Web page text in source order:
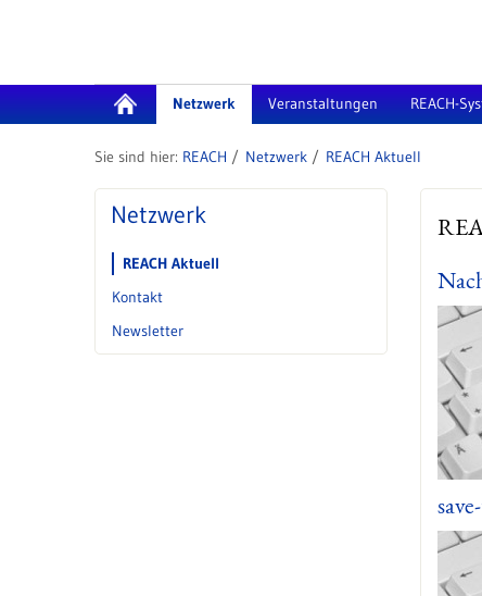
Netzwerk Veranstaltungen REACH-
REACH Netzwerk REACH Aktuell
Netzwerk
REACH Aktuell
Kontakt
Newsletter